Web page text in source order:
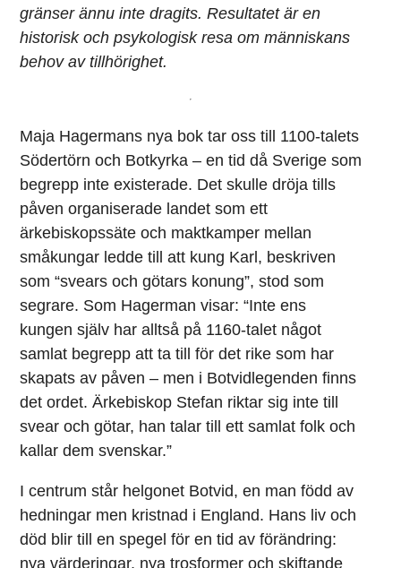
gränser ännu inte dragits. Resultatet är en
historisk och psykologisk resa om människans
behov av tillhörighet.
Maja Hagermans nya bok tar oss till 1100-talets
Södertörn och Botkyrka – en tid då Sverige som
begrepp inte existerade. Det skulle dröja tills
påven organiserade landet som ett
ärkebiskopssäte och maktkamper mellan
småkungar ledde till att kung Karl, beskriven
som “svears och götars konung”, stod som
segrare. Som Hagerman visar: “Inte ens
kungen själv har alltså på 1160-talet något
samlat begrepp att ta till för det rike som har
skapats av påven – men i Botvidlegenden finns
det ordet. Ärkebiskop Stefan riktar sig inte till
svear och götar, han talar till ett samlat folk och
kallar dem svenskar.”
I centrum står helgonet Botvid, en man född av
hedningar men kristnad i England. Hans liv och
död blir till en spegel för en tid av förändring:
nya värderingar, nya trosformer och skiftande